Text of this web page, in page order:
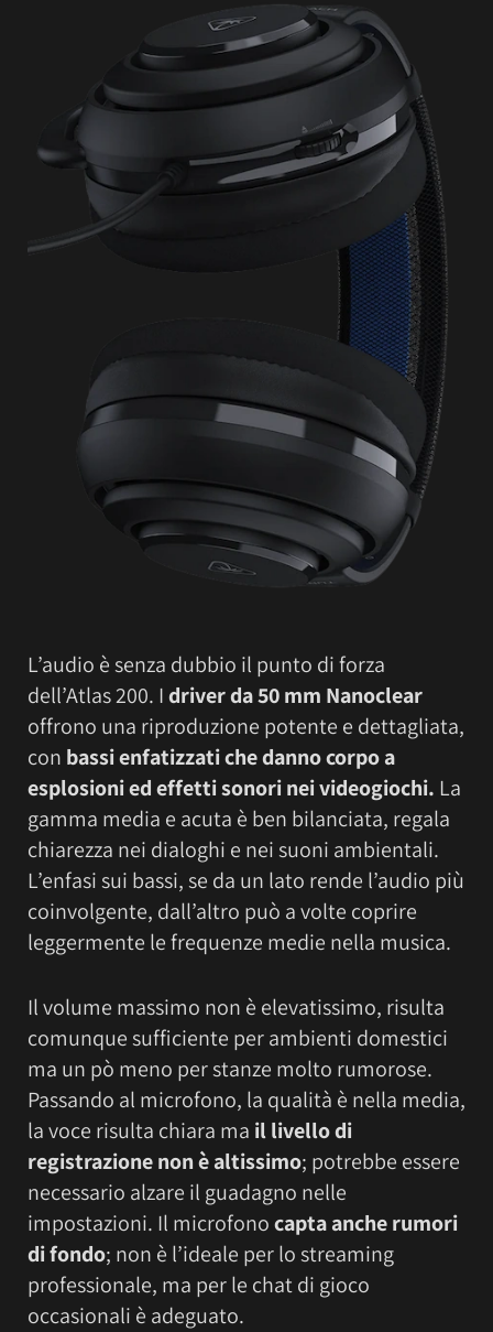
L’audio è senza dubbio il punto di forza
dell’Atlas 200. Idriver da 50 mm Nanoclear
offrono una riproduzione potente e dettagliata,
con bassi enfatizzati che danno corpo a
esplosioni ed effetti sonori nei videogiochi. La
gamma media e acuta è ben bilanciata, regala
chiarezza nei dialoghi e nei suoni ambientali.
L’enfasi sui bassi, se da un lato rende l’audio più
coinvolgente, dall’altro può a volte coprire
leggermente le frequenze medie nella musica.
Il volume massimo non è elevatissimo, risulta
comunque sufficiente per ambienti domestici
ma un pò meno per stanze molto rumorose.
Passando al microfono, la qualità è nella media,
la voce risulta chiara ma il livello di
registrazione non è altissimo; potrebbe essere
necessario alzare il guadagno nelle
impostazioni. Il microfonocapta anche rumori
di fondo; non è l’ideale per lo streaming
professionale, ma per le chat di gioco
occasionali è adeguato.